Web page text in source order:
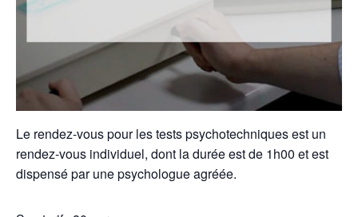
Le rendez-vous pour les tests psychotechniques est un
rendez-vous individuel, dont la durée est de 1h00 et est
dispensé par une psychologue agréée.